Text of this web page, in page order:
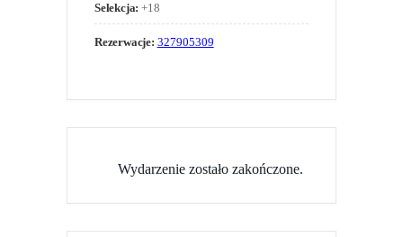
Selekcja: +18
Rezerwacje: 327905309
Wydarzenie zostało zakończone.